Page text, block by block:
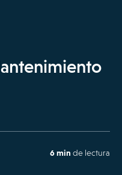
6 min de lectura